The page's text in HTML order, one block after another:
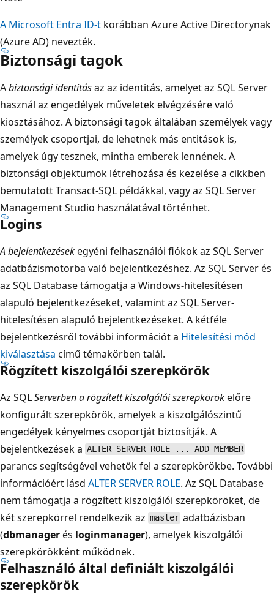
A Microsoft Entra ID-t korábban Azure Active Directorynak
(Azure AD) nevezték.
Biztonsági tagok
Abiztonsági identitásaz az identitás, amelyet az SQL Server
használ az engedélyek műveletek elvégzésére való
kiosztásához. A biztonsági tagok általában személyek vagy
személyek csoportjai, de lehetnek más entitások is,
amelyek úgy tesznek, mintha emberek lennének. A
biztonsági objektumok létrehozása és kezelése a cikkben
bemutatott Transact-SQL példákkal, vagy az SQL Server
Management Studio használatával történhet.
Logins
A bejelentkezésekegyéni felhasználói fiókok az SQL Server
adatbázismotorba való bejelentkezéshez. Az SQL Server és
az SQL Database támogatja a Windows-hitelesítésen
alapuló bejelentkezéseket, valamint az SQL Server-
hitelesítésen alapuló bejelentkezéseket. A kétféle
bejelentkezésről további információt a Hitelesítési mód
kiválasztása című témakörben talál.
Rögzített kiszolgálói szerepkörök
Az SQLServerben a rögzített kiszolgálói szerepkörökelőre
konfigurált szerepkörök, amelyek a kiszolgálószintű
engedélyek kényelmes csoportját biztosítják. A
bejelentkezések a ALTER SERVER ROLE ... ADD MEMBER
parancs segítségével vehetők fel a szerepkörökbe. További
információért lásd ALTER SERVER ROLE. Az SQL Database
nem támogatja a rögzített kiszolgálói szerepköröket, de
két szerepkörrel rendelkezik az master adatbázisban
(dbmanagerés loginmanager), amelyek kiszolgálói
szerepkörökként működnek.
Felhasználó által definiált kiszolgálói
szerepkörök